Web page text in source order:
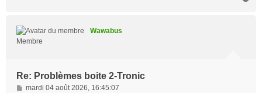
Wawabus
Membre
Re: Problèmes boite 2-Tronic
M
mardi 04 août 2026, 16:45:07